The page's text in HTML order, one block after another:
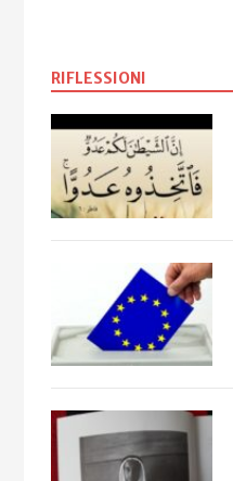
RIFLESSIONI